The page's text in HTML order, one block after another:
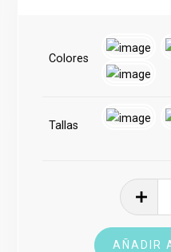
original
era:
Colores
Tallas
AÑADIR